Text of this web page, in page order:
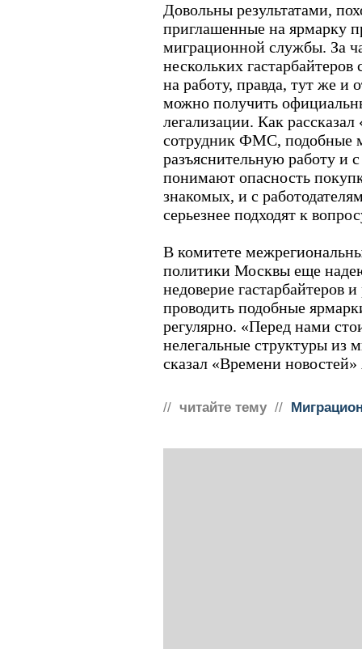
Довольны результатами,
приглашенные на ярмарку
миграционной службы. За
нескольких
на работу, правда, тут же и
можно получить
легализации. Как
сотрудник ФМС, подобные
разъяснительную работу и
понимают опасность
знакомых, и с
серьезнее подходят к
В комитете
политики Москвы еще
недоверие гастарбайтеров
проводить подобные
регулярно. «Перед нами
нелегальные структуры
сказал «Времени
// читайте тему //